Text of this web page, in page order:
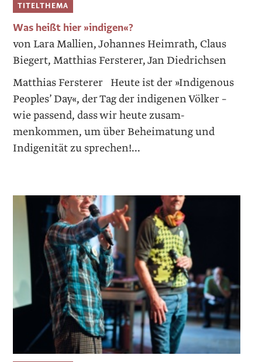
TITELTHEMA
Was heißt hier »indigen«?
von Lara Mallien, Johannes Heimrath, Claus
Biegert, Matthias Fersterer, Jan Diedrichsen
Matthias Fersterer Heute ist der »Indigenous
Peoples’ Day«, der Tag der indigenen Völker –
wie passend, dass wir heute zusam­
menkommen, um über Beheimatung und
Indigenität zu ­sprechen!...